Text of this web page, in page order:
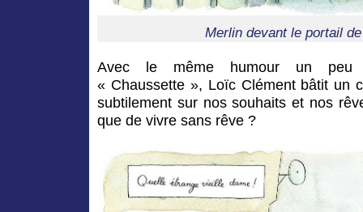
Merlin devant le portail
Avec le même humour un peu
« Chaussette », Loïc Clément bâtit un
subtilement sur nos souhaits et nos
que de vivre sans rêve ?